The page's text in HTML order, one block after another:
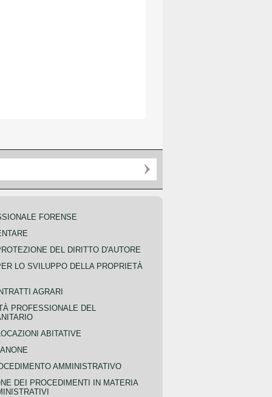
FORENSE
DEL DIRITTO D'AUTORE
LO SVILUPPO DELLA PROPRIETÀ
AGRARI
PROFESSIONALE DEL
ABITATIVE
AMMINISTRATIVO
DEI PROCEDIMENTI IN MATERIA